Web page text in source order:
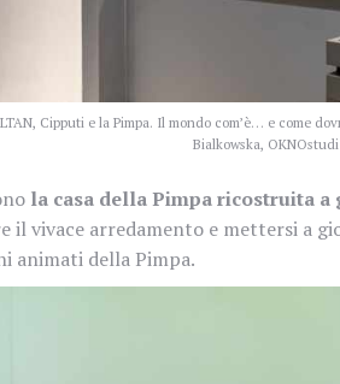
Cipputi e la Pimpa. Il mondo com’è… e come
Bialkowska, OKNOstudi
la casa della Pimpa ricostruita
vivace arredamento e mettersi a
animati della Pimpa.